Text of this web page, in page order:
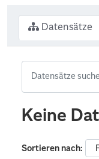
Datensätze
Keine
Sortieren nach